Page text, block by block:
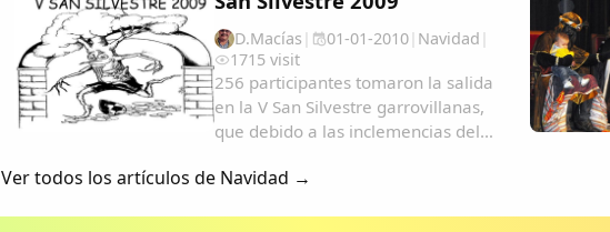
D.Macías | 01-01-2010| Navidad |
1715 visit
256 participantes tomaron la salida
en la V San Silvestre garrovillanas,
que debido a las inclemencias del
hasta que la lluvia cesó. A todos los
Ver todos los artículos de Navidad →